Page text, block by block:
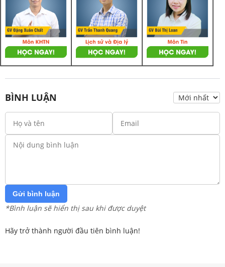
BÌNH LUẬN
Gửi bình luận
*Bình luận sẽ hiển thị sau khi được duyệt
Hãy trở thành người đầu tiên bình luận!